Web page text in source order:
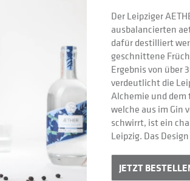
Der Leipziger
ausbalancierten
dafür destilliert
geschnittene
Ergebnis von über
verdeutlicht die
Alchemie und
welche aus im Gin
schwirrt, ist ein
Leipzig. Das
JETZT